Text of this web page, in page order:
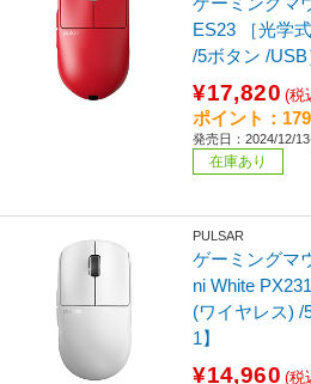
ES23 ［光学
/5ボタン /USB
¥17,820 (税
ポイント：179
発売日：2024/12/
在庫あり
PULSAR
ゲーミングマ
ni White
(ワイヤレス) /
1】
¥14,960 (税